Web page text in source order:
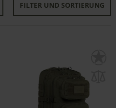
FILTER UND SORTIERUNG